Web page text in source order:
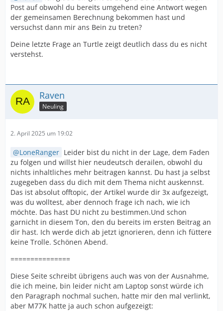
Post auf obwohl du bereits umgehend eine Antwort wegen
der gemeinsamen Berechnung bekommen hast und
versuchst dann mir ans Bein zu treten?
Deine letzte Frage an Turtle zeigt deutlich dass du es nicht
verstehst.
Raven
Neuling
2. April 2025 um 19:02
LoneRanger Leider bist du nicht in der Lage, dem Faden
zu folgen und willst hier neudeutsch derailen, obwohl du
nichts inhaltliches mehr beitragen kannst. Du hast ja selbst
zugegeben dass du dich mit dem Thema nicht auskennst.
Das ist absolut offtopic, der Artikel wurde dir 3x aufgezeigt,
was du wolltest, aber dennoch frage ich nach, wie ich
möchte. Das hast DU nicht zu bestimmen.Und schon
garnicht in diesem Ton, den du bereits im ersten Beitrag an
dir hast. Ich werde dich ab jetzt ignorieren, denn ich füttere
keine Trolle. Schönen Abend.
===============
Diese Seite schreibt übrigens auch was von der Ausnahme,
die ich meine, bin leider nicht am Laptop sonst würde ich
den Paragraph nochmal suchen, hatte mir den mal verlinkt,
aber M77K hatte ja auch schon aufgezeigt: